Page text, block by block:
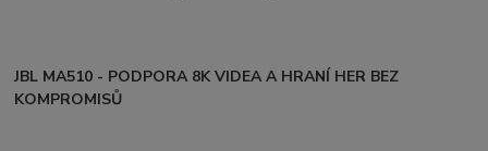
JBL MA510 - PODPORA 8K VIDEA A HRANÍ HER BEZ
KOMPROMISŮ